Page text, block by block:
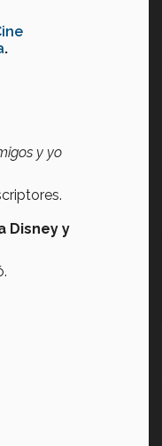
.
y yo
Disney y